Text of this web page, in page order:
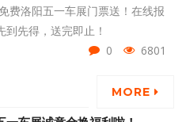
费洛阳五一车展门票送！在线报
先得，送完即止！
0
6801
MORE